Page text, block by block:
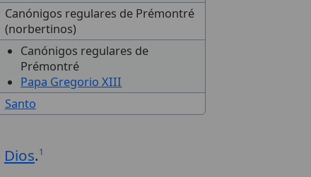
Canónigos regulares de Prémontré
(norbertinos)
Canónigos regulares de
Prémontré
Papa Gregorio XIII
Santo
Dios.1